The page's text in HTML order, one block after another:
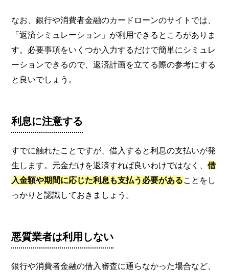
なお、銀行や消費者金融のカードローンのサイトでは、
「返済シミュレーション」が利用できるところがありま
す。必要事項をいくつか入力するだけで簡単にシミュレ
ーションできるので、返済計画を立てる際の参考にする
と良いでしょう。
利息に注意する
すでに触れたことですが、借入すると利息の支払いが発
生します。元金だけを返済すれば良いわけではなく、借
入金額や期間に応じた利息も支払う必要があることをし
っかりと認識しておきましょう。
悪質業者は利用しない
銀行や消費者金融の借入審査に通らなかった場合など、